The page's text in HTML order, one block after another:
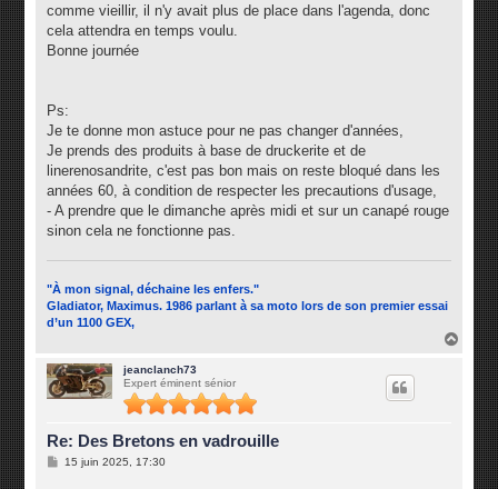
comme vieillir, il n'y avait plus de place dans l'agenda, donc
cela attendra en temps voulu.
Bonne journée
Ps:
Je te donne mon astuce pour ne pas changer d'années,
Je prends des produits à base de druckerite et de
linerenosandrite, c'est pas bon mais on reste bloqué dans les
années 60, à condition de respecter les precautions d'usage,
- A prendre que le dimanche après midi et sur un canapé rouge
sinon cela ne fonctionne pas.
"À mon signal, déchaine les enfers."
Gladiator, Maximus. 1986 parlant à sa moto lors de son premier essai
d’un 1100 GEX,
jeanclanch73
Expert éminent sénior
Re: Des Bretons en vadrouille
M15 juin 2025, 17:30